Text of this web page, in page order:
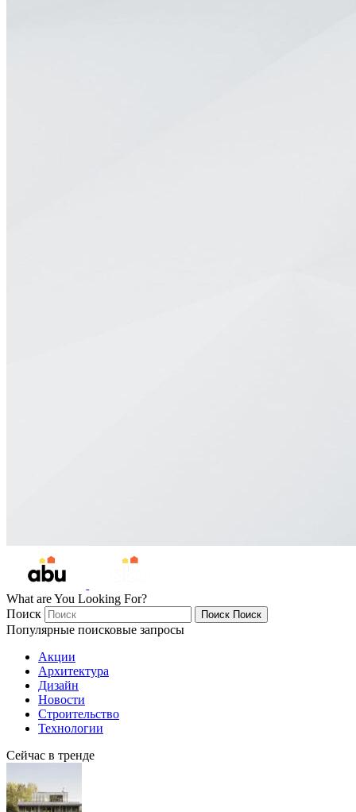
What are You Looking For?
Поиск
Поиск Поиск
Популярные поисковые запросы
Акции
Архитектура
Дизайн
Новости
Строительство
Технологии
Сейчас в тренде